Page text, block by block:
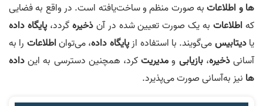
ها و اطلاعاتبه صورت منظم و ساخت‌یافته است. در واقع به فضایی
کهاطلاعاتبه یک صورت تعیین شده در آنذخیرهگردد،پایگاه داده
یادیتابیسمی‌گویند. با استفاده ازپایگاه داده، می‌تواناطلاعات را به
آسانیذخیره،بازیابی ومدیریتکرد، همچنین دسترسی به اینداده
ها نیز به‌آسانی صورت می‌پذیرد.